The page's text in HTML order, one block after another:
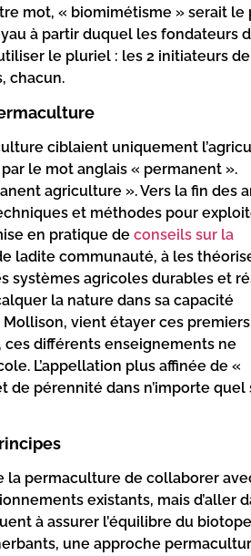
mot, « biomimétisme » serait le
à partir duquel les fondateurs
le pluriel : les 2 initiateurs
chacun.
ciblaient uniquement
le mot anglais « permanent ».
agriculture ». Vers la fin des
et méthodes pour
en pratique de conseils sur la
ladite communauté, à les
systèmes agricoles durables et
la nature dans sa capacité
vient étayer ces premiers
ces différents enseignements ne
L’appellation plus affinée de «
pérennité dans n’importe quel
permaculture de collaborer
existants, mais d’aller
à assurer l’équilibre du
une approche